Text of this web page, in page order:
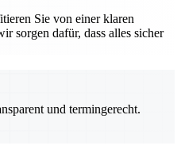
Sie von einer klaren
sorgen dafür, dass alles sicher
und termingerecht.